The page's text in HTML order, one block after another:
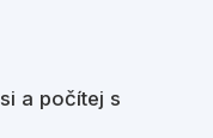
a počítej s